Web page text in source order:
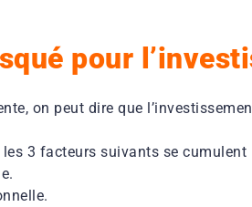
pour
on peut dire que
3 facteurs suivants se cumulent